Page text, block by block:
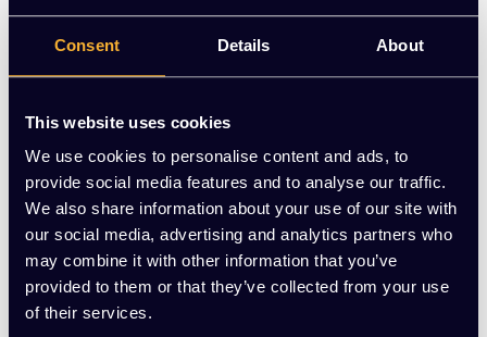
Consent Details About
This website uses cookies
We use cookies to personalise content and ads, to
provide social media features and to analyse our traffic.
We also share information about your use of our site with
our social media, advertising and analytics partners who
may combine it with other information that you’ve
provided to them or that they’ve collected from your use
of their services.
Stofgroep:*
Op voorraad
Aantal - +
Vraag jouw persoonlijke aanbieding aan